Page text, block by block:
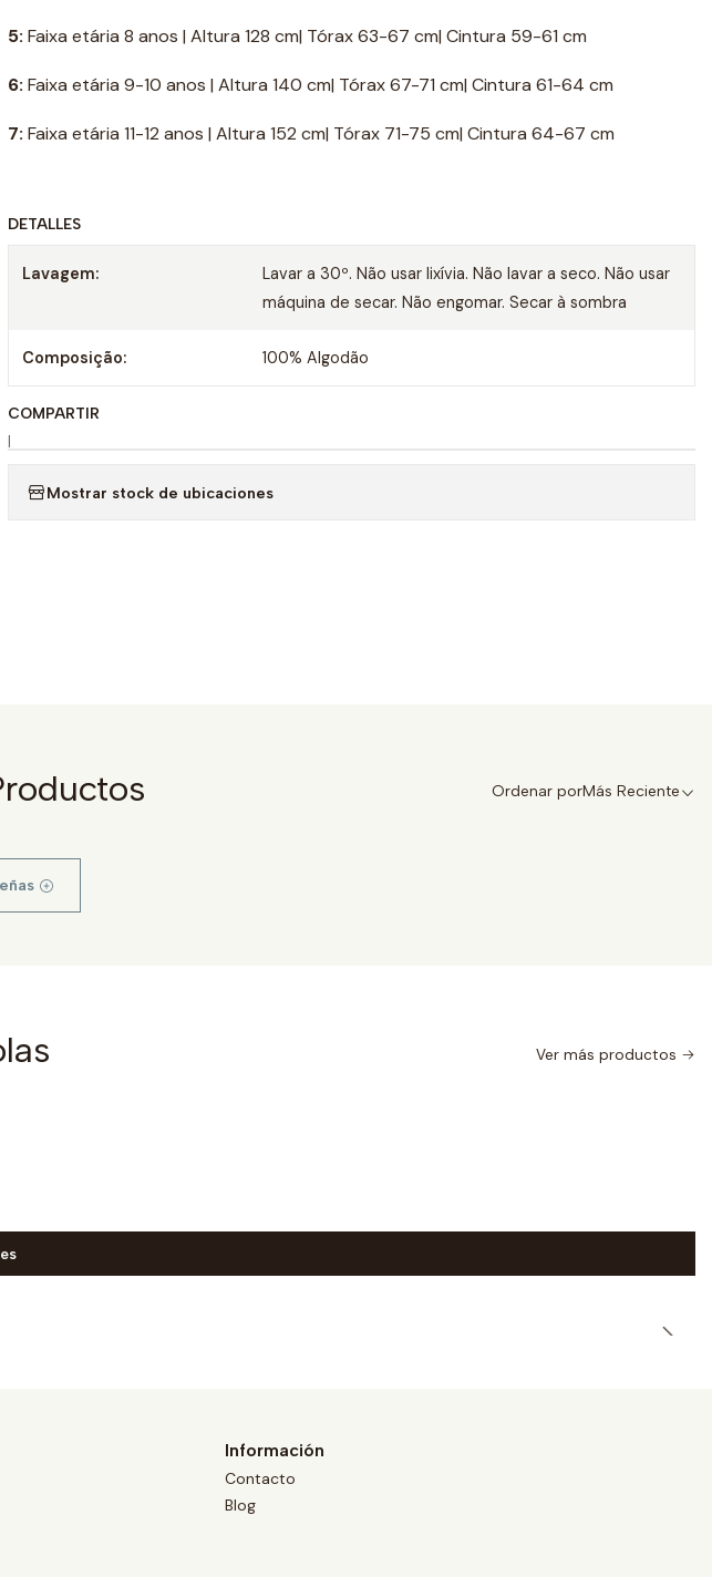
5: Faixa etária 8 anos | Altura 128 cm| Tórax 63-67 cm| Cintura 59-61 cm
6: Faixa etária 9-10 anos | Altura 140 cm| Tórax 67-71 cm| Cintura 61-64 cm
7: Faixa etária 11-12 anos | Altura 152 cm| Tórax 71-75 cm| Cintura 64-67 cm
DETALLES
Lavagem:
Lavar a 30º. Não usar lixívia. Não lavar a seco. Não usar
máquina de secar. Não engomar. Secar à sombra
Composição: 100% Algodão
COMPARTIR
|
Mostrar stock de ubicaciones
Ordenar porMás Reciente
Ver más productos
Información
Contacto
Blog